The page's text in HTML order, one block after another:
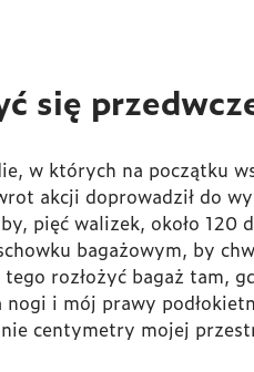
się
w których na początku
akcji doprowadził do
pięć walizek, około
bagażowym, by
rozłożyć bagaż tam,
i mój prawy
centymetry mojej